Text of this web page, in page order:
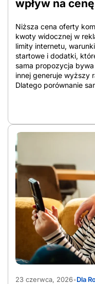
wpływ na cenę
Niższa cena oferty
kwoty widocznej w
limity internetu,
startowe i dodatki,
sama propozycja
innej generuje wyższy
Dlatego porównanie
oferty najmocniej
zwracać uwagę przy
ocenić, która oferta
tylko dobrze wygląda
Co naprawdę oznacza
sieć komórkowa
opłatą, zakresem
kwotę z reklamy. Liczy
najtańszy operator
danych i roamingiem
doładowaniem, bo
połączeń. Z tego
porównuje się po
utrzymania
cena bazowa, czyli
rabatach, która zależy
23 czerwca, 2026•Dla